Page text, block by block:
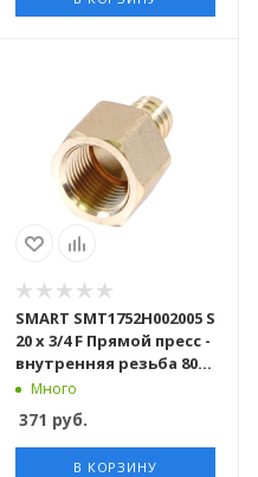
SMART SMT1752H002005 S
20 x 3/4 F Прямой пресс -
внутренняя резьба 80
штук в упаковке
Много
371 руб.
В КОРЗИНУ